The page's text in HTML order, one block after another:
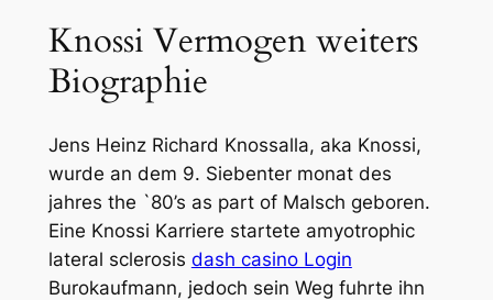
Knossi Vermogen weiters
Biographie
Jens Heinz Richard Knossalla, aka Knossi,
wurde an dem 9. Siebenter monat des
jahres the `80’s as part of Malsch geboren.
Eine Knossi Karriere startete amyotrophic
lateral sclerosis dash casino Login
Burokaufmann, jedoch sein Weg fuhrte ihn